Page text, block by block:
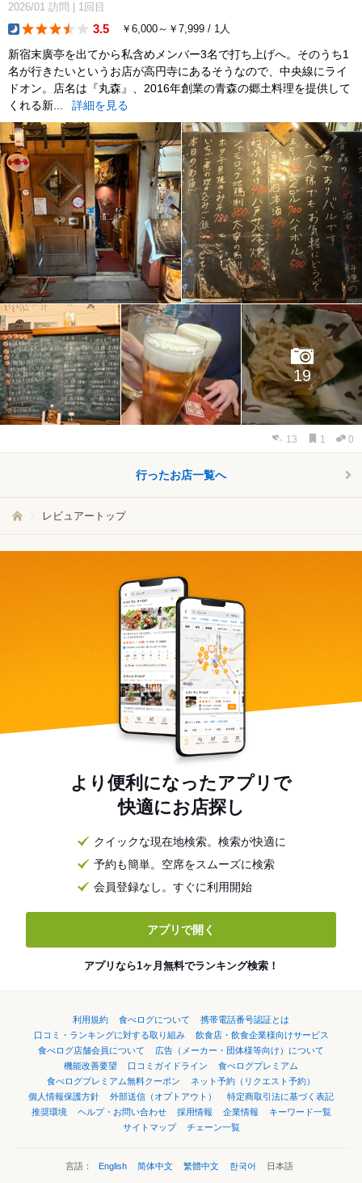
2026/01 訪問 1回目
3.5 ￥6,000～￥7,999 / 1人
新宿末廣亭を出てから私含めメンバー3名で打ち上げへ。そのうち1
名が行きたいというお店が高円寺にあるそうなので、中央線にライ
ドオン。店名は『丸森』、2016年創業の青森の郷土料理を提供して
くれる新...
詳細を見る
19
13 1 0
行ったお店一覧へ
レビュアートップ
より便利になったアプリで
快適にお店探し
クイックな現在地検索。検索が快適に
予約も簡単。空席をスムーズに検索
会員登録なし。すぐに利用開始
アプリで開く
アプリなら1ヶ月無料でランキング検索！
利用規約 食べログについて
携帯電話番号認証とは
口コミ・ランキングに対する取り組み
飲食店・飲食企業様向けサービス
食べログ店舗会員について
広告（メーカー・団体様等向け）について
機能改善要望
口コミガイドライン
食べログプレミアム
食べログプレミアム無料クーポン
ネット予約（リクエスト予約）
個人情報保護方針
外部送信（オプトアウト）
特定商取引法に基づく表記
推奨環境
ヘルプ・お問い合わせ 採用情報 企業情報
キーワード一覧
サイトマップ
チェーン一覧
言語： English 简体中文 繁體中文 한국어 日本語